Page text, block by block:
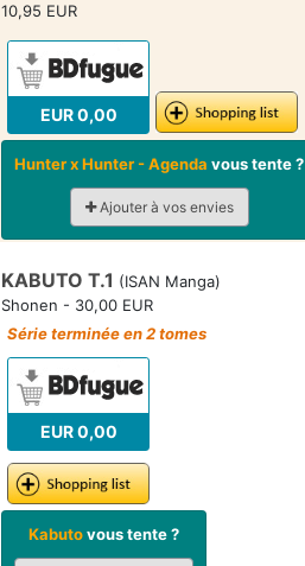
10,95 EUR
EUR 0,00
Hunter x Hunter - Agenda vous tente ?
Ajouter à vos envies
KABUTO T.1 (ISAN Manga)
Shonen - 30,00 EUR
Série terminée en 2 tomes
EUR 0,00
Kabutovous tente ?